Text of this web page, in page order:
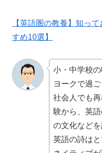
【英語圏の教養】知っ
すめ10選】
小・中学校
ヨークで過ご
社会人でも
験から、英
の文化などを
英語の詩はと